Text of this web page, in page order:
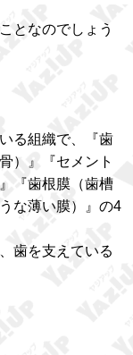
となのでしょう
る組織で、『歯
）』『セメント
『歯根膜（歯槽
な薄い膜）』の4
歯を支えている